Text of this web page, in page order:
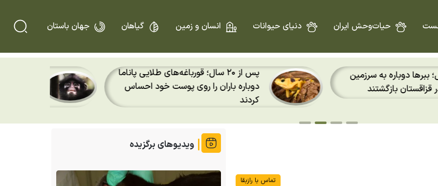
حیات‌وحش ایران دنیای حیوانات انسان و زمین گیاهان جهان باستان
به سرزمین
پس از ۲۰ سال؛ قورباغه‌های طلایی پاناما
دوباره باران را روی پوست خود احساس
کردند
شگفت‌انگیز لانگور رافلز
سنگاپور
تماس با رازبقا
ویدیوهای برگزیده